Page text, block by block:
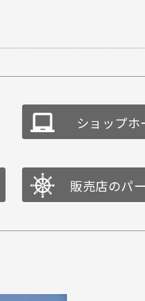
ショップホ
販売店のパ